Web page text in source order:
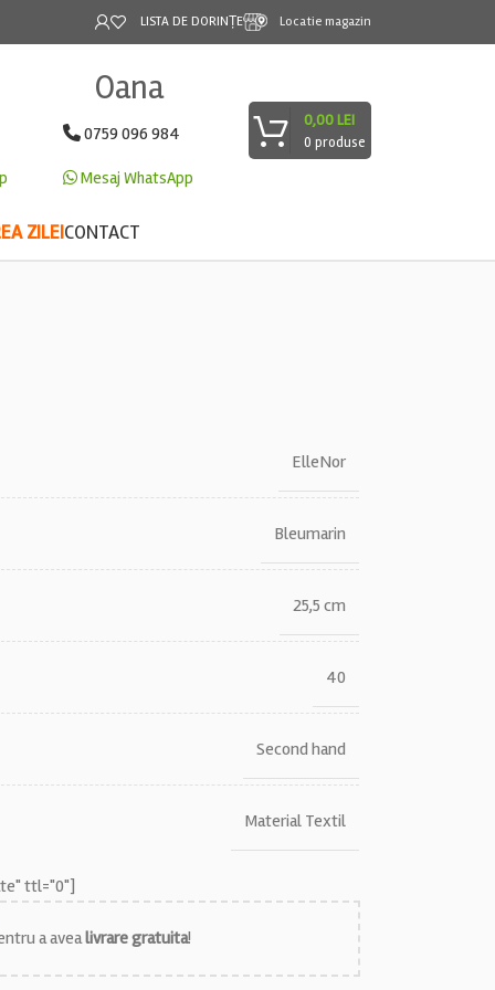
LISTA DE DORINȚE Locatie magazin
Oana
0759 096 984
Mesaj WhatsApp
0 produse
0,00LEI
ZILEICONTACT
ElleNor
Bleumarin
25,5 cm
40
Second hand
Material Textil
ttl="0"]
a avealivrare gratuita!